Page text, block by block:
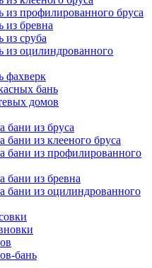
из профилированного бруса
из бревна
из сруба
из оцилиндрованного
фахверк
бань
домов
бани из бруса
бани из клееного бруса
бани из профилированного
бани из бревна
бани из оцилиндрованного
бань